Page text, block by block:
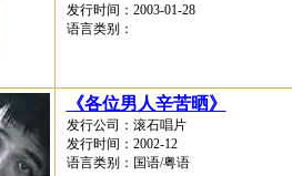
发行时间：2003-01-28
语言类别：
《各位男人辛苦晒》
发行公司：滚石唱片
发行时间：2002-12
语言类别：国语/粤语